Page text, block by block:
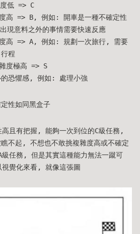
低 => C
高 => B, 例如: 開車是一種不確定性
現意料之外的事情需要快速反應
度高 => A, 例如: 規劃一次旅行, 需要
程
度極高 => S
恐懼感, 例如: 處理小強
性如同黑盒子
高且有把握, 能夠一次到位的C級任務,
不起, 不想也不敢挑複雜度高或不確定
任務, 但是其實這種能力無法一蹴可
覺化來看, 就像這張圖